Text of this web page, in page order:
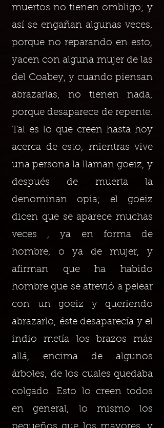
muertos no tienen ombligo; y
así se engañan algunas veces,
porque no reparando en esto,
yacen con alguna mujer de las
del Coabey, y cuando piensan
abrazarlas, no tienen nada,
porque desaparece de repente.
Tal es lo que creen hasta hoy
acerca de esto, mientras vive
una persona la llaman goeiz, y
después de muerta la
denominan opia; el goeiz
dicen que se aparece muchas
veces , ya en forma de
hombre, o ya de mujer, y
afirman que ha habido
hombre que se atrevió a pelear
con un goeiz y queriendo
abrazarlo, éste desaparecía y el
indio metía los brazos más
allá, encima de algunos
árboles, de los cuales quedaba
colgado. Esto lo creen todos
en general, lo mismo los